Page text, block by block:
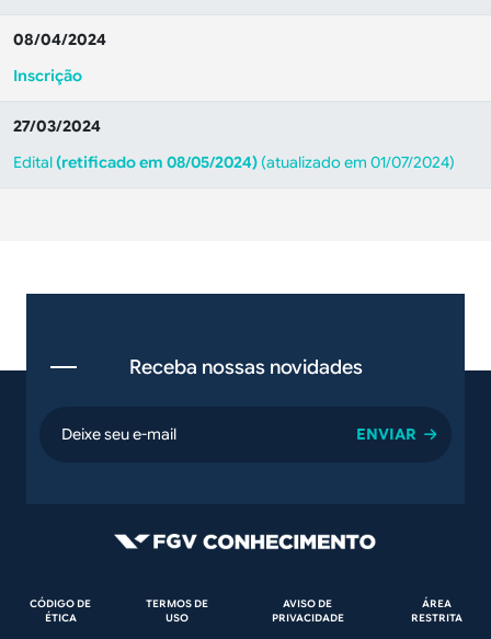
08/04/2024
Inscrição
27/03/2024
Edital(retificado em 08/05/2024) (atualizado em 01/07/2024)
Receba nossas novidades
email
Rodapé
CÓDIGO DE
ÉTICA
TERMOS DE
USO
AVISO DE
PRIVACIDADE
ÁREA
RESTRITA